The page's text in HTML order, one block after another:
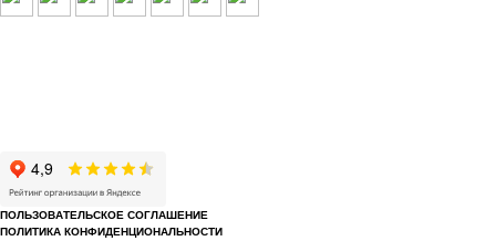
ПОЛЬЗОВАТЕЛЬСКОЕ СОГЛАШЕНИЕ
ПОЛИТИКА КОНФИДЕНЦИОНАЛЬНОСТИ